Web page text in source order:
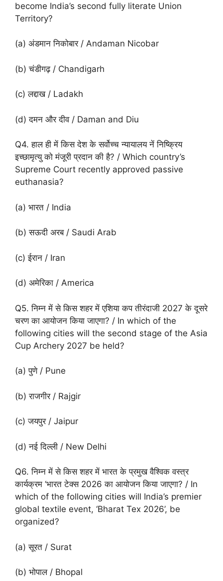
become India’s second fully literate Union
Territory?
(a) अंडमान निकोबार / Andaman Nicobar
(b) चंडीगढ़ / Chandigarh
(c) लद्दाख / Ladakh
(d) दमन और दीव / Daman and Diu
Q4. हाल ही में किस देश के सर्वोच्च न्यायालय नें निष्क्रिय
इच्छामृत्यु को मंजूरी प्रदान की है? / Which country’s
Supreme Court recently approved passive
euthanasia?
(a) भारत / India
(b) सऊदी अरब / Saudi Arab
(c) ईरान / Iran
(d) अमेरिका / America
Q5. निम्न में से किस शहर में एशिया कप तीरंदाजी 2027 के दूसरे
चरण का आयोजन किया जाएगा? / In which of the
following cities will the second stage of the Asia
Cup Archery 2027 be held?
(a) पुणे / Pune
(b) राजगीर / Rajgir
(c) जयपुर / Jaipur
(d) नई दिल्ली / New Delhi
Q6. निम्न में से किस शहर में भारत के प्रमुख वैश्विक वस्त्र
कार्यक्रम ‘भारत टेक्स 2026 का आयोजन किया जाएगा? / In
which of the following cities will India’s premier
global textile event, ‘Bharat Tex 2026’, be
organized?
(a) सूरत / Surat
(b) भोपाल / Bhopal